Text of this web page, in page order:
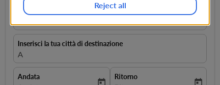
Inserisci la tua città di partenza
Inserisci la tua città di destinazione
A
Andata
today
Ritorno
today
Reject all